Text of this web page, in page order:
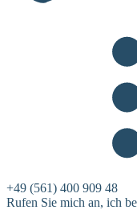
+49 (561) 400 909 48
Rufen Sie mich an, ich